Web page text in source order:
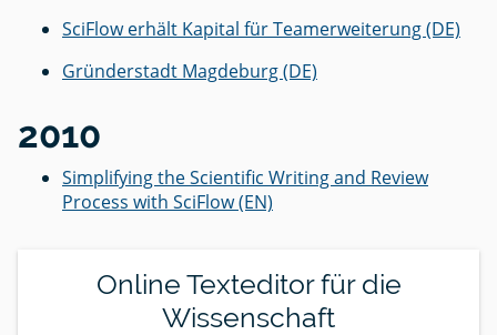
SciFlow erhält Kapital für Teamerweiterung (DE)
Gründerstadt Magdeburg (DE)
2010
Simplifying the Scientific Writing and Review
Process with SciFlow (EN)
Online Texteditor für die
Wissenschaft